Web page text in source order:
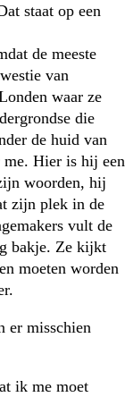
staat op een
de meeste
van
waar ze
die
de huid van
Hier is hij een
woorden, hij
zijn plek in de
vult de
bakje. Ze kijkt
moeten worden
er misschien
ik me moet